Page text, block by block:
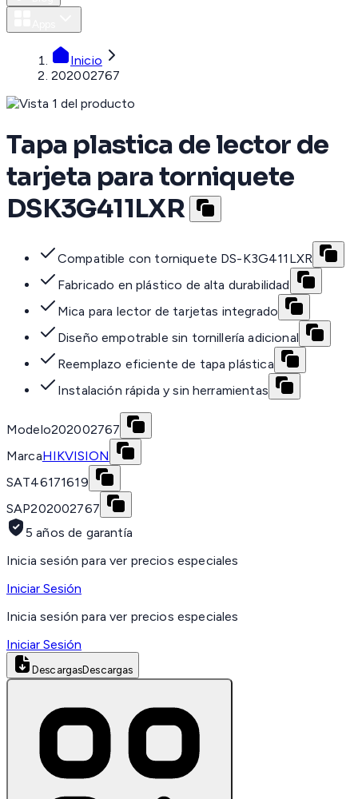
Inicio
202002767
Tapa plastica de lector de
tarjeta para torniquete
DSK3G411LXR
Compatible con torniquete DS-K3G411LXR
Fabricado en plástico de alta durabilidad
Mica para lector de tarjetas integrado
Diseño empotrable sin tornillería adicional
Reemplazo eficiente de tapa plástica
Instalación rápida y sin herramientas
Modelo202002767
MarcaHIKVISION
SAT46171619
SAP202002767
5 años de garantía
Inicia sesión para ver precios especiales
Iniciar Sesión
Inicia sesión para ver precios especiales
Iniciar Sesión
DescargasDescargas